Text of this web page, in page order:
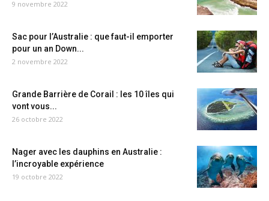
9 novembre 2022
Sac pour l’Australie : que faut-il emporter
pour un an Down...
2 novembre 2022
Grande Barrière de Corail : les 10 îles qui
vont vous...
26 octobre 2022
Nager avec les dauphins en Australie :
l’incroyable expérience
19 octobre 2022